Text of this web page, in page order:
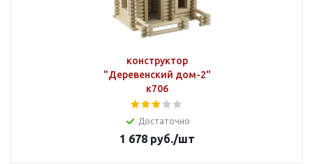
конструктор
"Деревенский дом-2"
к706
Достаточно
1 678руб./шт